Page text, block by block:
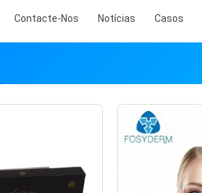
Contacte-Nos Notícias Casos